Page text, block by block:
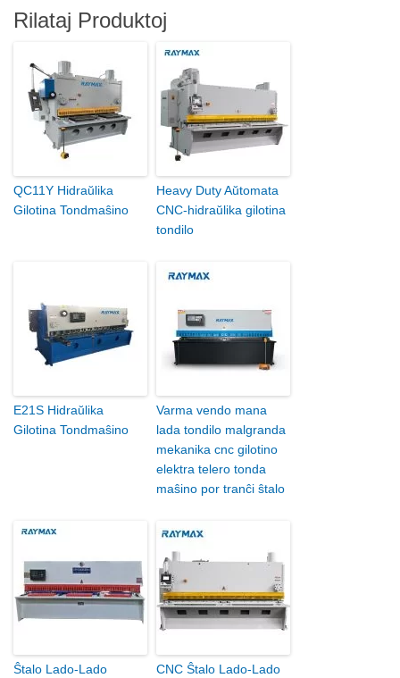
Rilataj Produktoj
QC11Y Hidraŭlika
Gilotina Tondmaŝino
Heavy Duty Aŭtomata
CNC-hidraŭlika gilotina
tondilo
E21S Hidraŭlika
Gilotina Tondmaŝino
Varma vendo mana
lada tondilo malgranda
mekanika cnc gilotino
elektra telero tonda
maŝino por tranĉi ŝtalo
Ŝtalo Lado-Lado
CNC Ŝtalo Lado-Lado